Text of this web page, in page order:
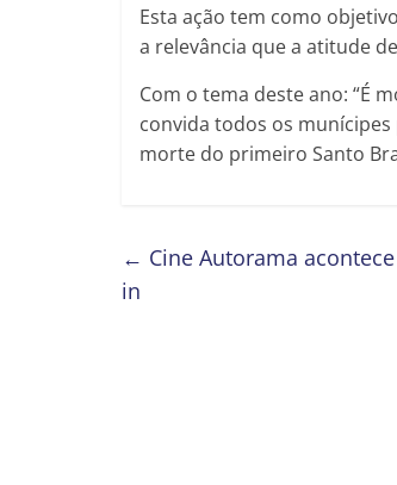
Esta ação tem como
a relevância que a atitude
Com o tema deste ano: “É
convida todos os
morte do primeiro Santo
← Cine Autorama
in